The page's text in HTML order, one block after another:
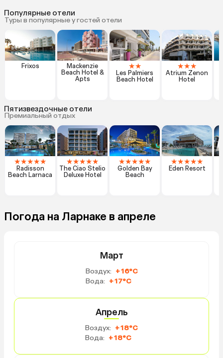
Популярные отели
Туры в популярные у гостей отели
Frixos
Mackenzie
Beach Hotel &
Apts
★★
Les Palmiers
Beach Hotel
★★★
Atrium Zenon
Hotel
Пятизвездочные отели
Премиальный отдых
★★★★★
Radisson
Beach Larnaca
★★★★★
The Ciao Stelio
Deluxe Hotel
★★★★★
Golden Bay
Beach
★★★★★
Eden Resort
Погода на Ларнаке в апреле
Март
Воздух: +16°C
Вода: +17°C
Апрель
Воздух: +18°C
Вода: +18°C